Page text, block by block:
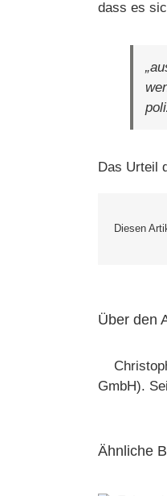
dass es
Das Urteil
Diesen
Über den
GmbH).
Ähnliche